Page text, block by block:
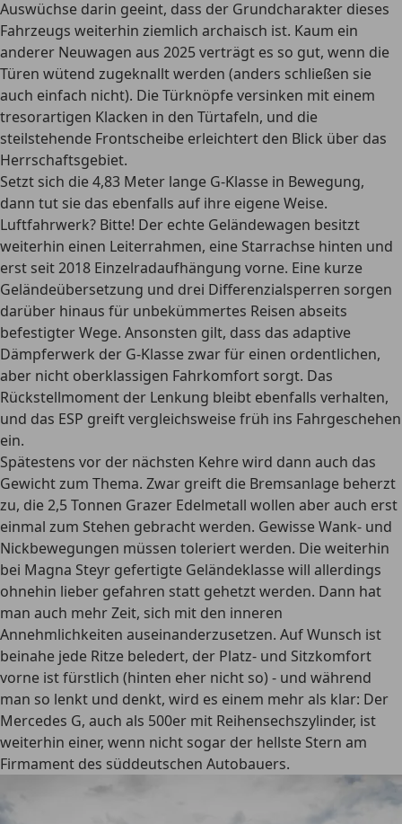
Auswüchse darin geeint, dass der Grundcharakter dieses
Fahrzeugs weiterhin ziemlich archaisch ist. Kaum ein
anderer Neuwagen aus 2025 verträgt es so gut, wenn die
Türen wütend zugeknallt werden (anders schließen sie
auch einfach nicht). Die Türknöpfe versinken mit einem
tresorartigen Klacken in den Türtafeln, und die
steilstehende Frontscheibe erleichtert den Blick über das
Herrschaftsgebiet.
Setzt sich die 4,83 Meter lange G-Klasse in Bewegung,
dann tut sie das ebenfalls auf ihre eigene Weise.
Luftfahrwerk? Bitte! Der echte Geländewagen besitzt
weiterhin einen Leiterrahmen, eine Starrachse hinten und
erst seit 2018 Einzelradaufhängung vorne. Eine kurze
Geländeübersetzung und drei Differenzialsperren sorgen
darüber hinaus für unbekümmertes Reisen abseits
befestigter Wege. Ansonsten gilt, dass das adaptive
Dämpferwerk der G-Klasse zwar für einen ordentlichen,
aber nicht oberklassigen Fahrkomfort sorgt. Das
Rückstellmoment der Lenkung bleibt ebenfalls verhalten,
und das ESP greift vergleichsweise früh ins Fahrgeschehen
ein.
Spätestens vor der nächsten Kehre wird dann auch das
Gewicht zum Thema. Zwar greift die Bremsanlage beherzt
zu, die 2,5 Tonnen Grazer Edelmetall wollen aber auch erst
einmal zum Stehen gebracht werden. Gewisse Wank- und
Nickbewegungen müssen toleriert werden. Die weiterhin
bei Magna Steyr gefertigte Geländeklasse will allerdings
ohnehin lieber gefahren statt gehetzt werden. Dann hat
man auch mehr Zeit, sich mit den inneren
Annehmlichkeiten auseinanderzusetzen. Auf Wunsch ist
beinahe jede Ritze beledert, der Platz- und Sitzkomfort
vorne ist fürstlich (hinten eher nicht so) - und während
man so lenkt und denkt, wird es einem mehr als klar: Der
Mercedes G, auch als 500er mit Reihensechszylinder, ist
weiterhin einer, wenn nicht sogar der hellste Stern am
Firmament des süddeutschen Autobauers.